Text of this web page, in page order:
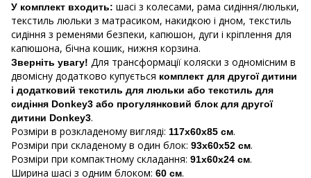
У комплект входить: шасі з колесами, рама сидіння/люльки,
текстиль люльки з матрасиком, накидкою і дном, текстиль
сидіння з ременями безпеки, капюшон, дуги і кріплення для
капюшона, бічна кошик, нижня корзина.
Зверніть увагу! Для трансформації коляски з одномісним в
двомісну додатково купується комплект для другої дитини
і додатковий текстиль для люльки або текстиль для
сидіння Donkey3 або прогулянковий блок для другої
дитини Donkey3.
Розміри в розкладеному вигляді: 117х60х85 см.
Розміри при складеному в один блок: 93х60х52 см.
Розміри при компактному складання: 91х60х24 см.
Ширина шасі з одним блоком: 60 см.